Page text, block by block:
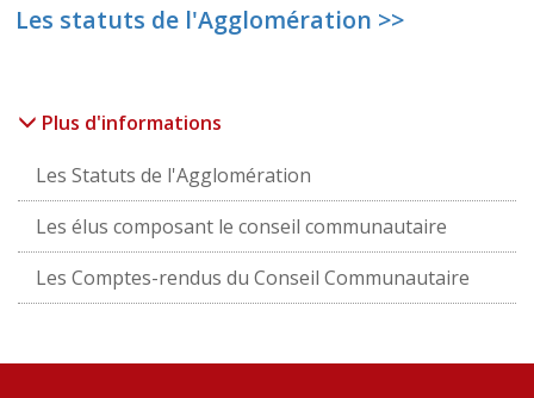
Les statuts de l'Agglomération >>
Plus d'informations
Les Statuts de l'Agglomération
Les élus composant le conseil communautaire
Les Comptes-rendus du Conseil Communautaire